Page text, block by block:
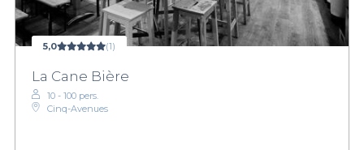
5,0 (1)
La Cane Bière
10 - 100 pers.
Cinq-Avenues